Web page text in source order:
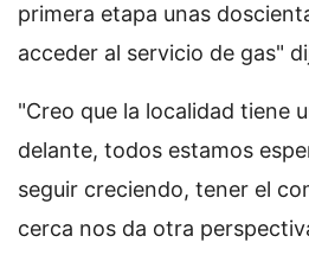
primera etapa unas
acceder al servicio de gas"
"Creo que la localidad tiene
delante, todos estamos
seguir creciendo, tener el
cerca nos da otra